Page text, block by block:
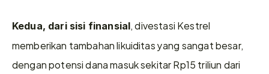
Kedua, dari sisi finansial, divestasi Kestrel
memberikan tambahan likuiditas yang sangat besar,
dengan potensi dana masuk sekitar Rp15 triliun dari